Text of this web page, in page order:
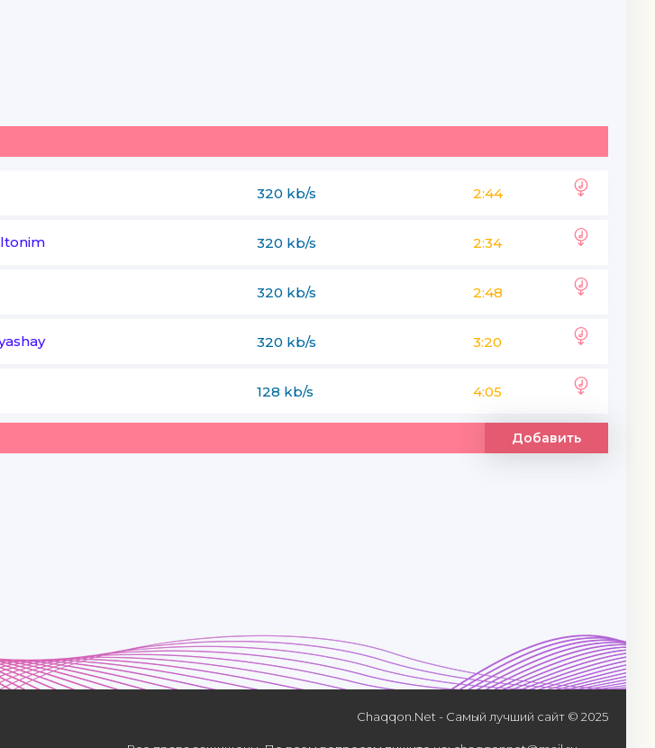
dunyoni kim olib ketgan
320 kb/s 2:44
320 kb/s 2:34
320 kb/s 2:48
320 kb/s 3:20
128 kb/s 4:05
Добавить
Chaqqon.Net - Самый лучший сайт © 2025